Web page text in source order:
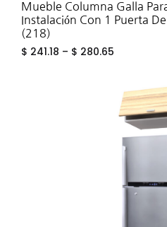
Mueble Columna Galla
Instalación Con 1 Puerta
(218)
$ 241.18 – $ 280.65